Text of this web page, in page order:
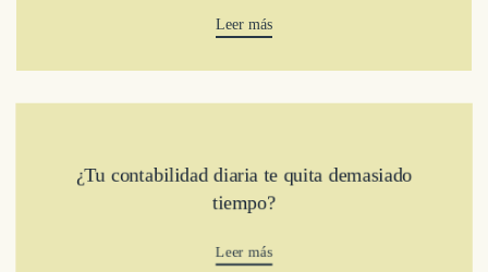
Leer más
¿Tu contabilidad diaria te quita demasiado
tiempo?
Leer más